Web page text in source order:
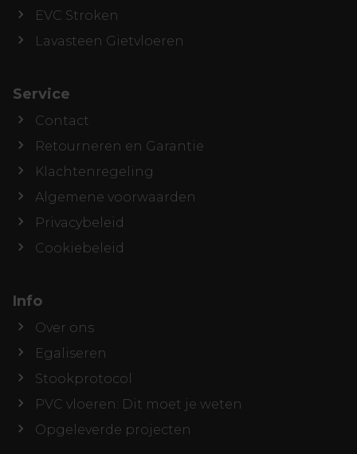
EVC Stroken
Lavasteen Gietvloeren
Service
Contact
Retourneren en Garantie
Klachtenregeling
Algemene voorwaarden
Privacybeleid
Cookiebeleid
Info
Over ons
Egaliseren
Stookprotocol
PVC vloeren: Dit moet je weten
Opgeleverde projecten